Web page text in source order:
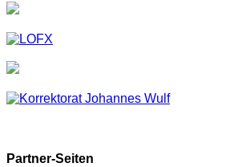
Partner-Seiten